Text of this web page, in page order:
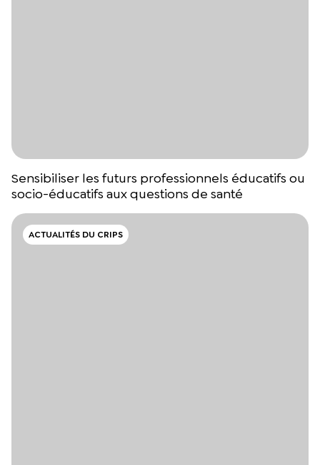
Sensibiliser les futurs professionnels éducatifs ou
socio-éducatifs aux questions de santé
ACTUALITÉS DU CRIPS